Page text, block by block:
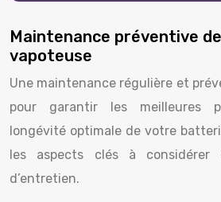
Maintenance préventive
vapoteuse
Une maintenance régulière et
pour garantir les meilleures
longévité optimale de votre
les aspects clés à considérer
d’entretien.